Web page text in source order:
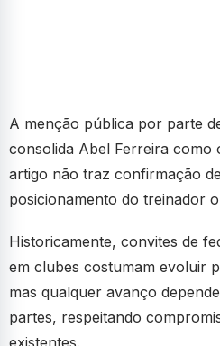
A menção pública por parte
consolida Abel Ferreira como
artigo não traz confirmação
posicionamento do treinador
Historicamente, convites de
em clubes costumam evoluir
mas qualquer avanço
partes, respeitando
existentes.